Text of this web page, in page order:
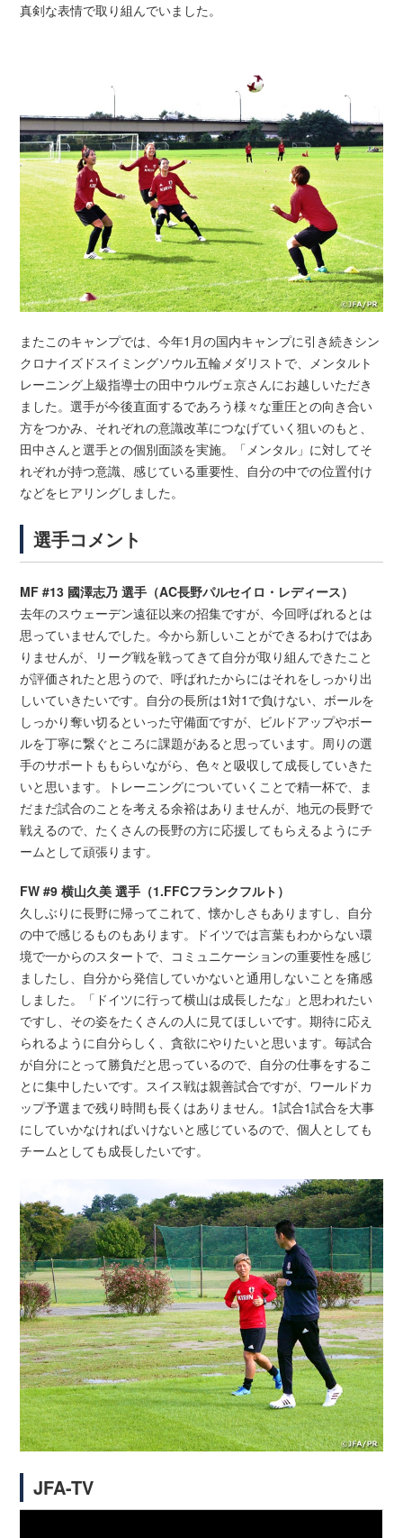
真剣な表情で取り組んでいました。
またこのキャンプでは、今年1月の国内キャンプに引き続きシン
クロナイズドスイミングソウル五輪メダリストで、メンタルト
レーニング上級指導士の田中ウルヴェ京さんにお越しいただき
ました。選手が今後直面するであろう様々な重圧との向き合い
方をつかみ、それぞれの意識改革につなげていく狙いのもと、
田中さんと選手との個別面談を実施。「メンタル」に対してそ
れぞれが持つ意識、感じている重要性、自分の中での位置付け
などをヒアリングしました。
選手コメント
MF #13 國澤志乃 選手（AC長野パルセイロ・レディース）
去年のスウェーデン遠征以来の招集ですが、今回呼ばれるとは
思っていませんでした。今から新しいことができるわけではあ
りませんが、リーグ戦を戦ってきて自分が取り組んできたこと
が評価されたと思うので、呼ばれたからにはそれをしっかり出
しいていきたいです。自分の長所は1対1で負けない、ボールを
しっかり奪い切るといった守備面ですが、ビルドアップやボー
ルを丁寧に繋ぐところに課題があると思っています。周りの選
手のサポートももらいながら、色々と吸収して成長していきた
いと思います。トレーニングについていくことで精一杯で、ま
だまだ試合のことを考える余裕はありませんが、地元の長野で
戦えるので、たくさんの長野の方に応援してもらえるようにチ
ームとして頑張ります。
FW #9 横山久美 選手（1.FFCフランクフルト）
久しぶりに長野に帰ってこれて、懐かしさもありますし、自分
の中で感じるものもあります。ドイツでは言葉もわからない環
境で一からのスタートで、コミュニケーションの重要性を感じ
ましたし、自分から発信していかないと通用しないことを痛感
しました。「ドイツに行って横山は成長したな」と思われたい
ですし、その姿をたくさんの人に見てほしいです。期待に応え
られるように自分らしく、貪欲にやりたいと思います。毎試合
が自分にとって勝負だと思っているので、自分の仕事をするこ
とに集中したいです。スイス戦は親善試合ですが、ワールドカ
ップ予選まで残り時間も長くはありません。1試合1試合を大事
にしていかなければいけないと感じているので、個人としても
チームとしても成長したいです。
JFA-TV